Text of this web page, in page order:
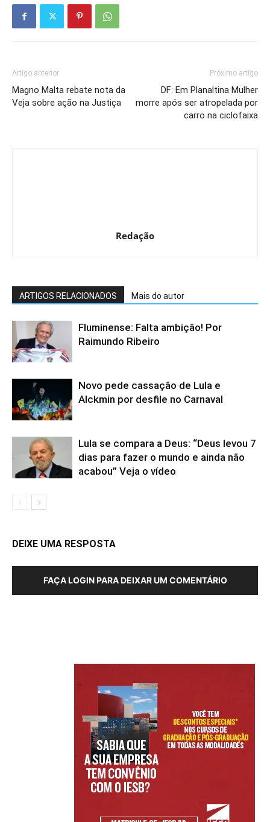
Artigo anterior
Magno Malta rebate nota da
Veja sobre ação na Justiça
Próximo artigo
DF: Em Planaltina Mulher
morre após ser atropelada por
carro na ciclofaixa
Redação
ARTIGOS RELACIONADOS Mais do autor
Fluminense: Falta ambição! Por
Raimundo Ribeiro
Novo pede cassação de Lula e
Alckmin por desfile no Carnaval
Lula se compara a Deus: “Deus levou 7
dias para fazer o mundo e ainda não
acabou” Veja o vídeo
DEIXE UMA RESPOSTA
FAÇA LOGIN PARA DEIXAR UM COMENTÁRIO